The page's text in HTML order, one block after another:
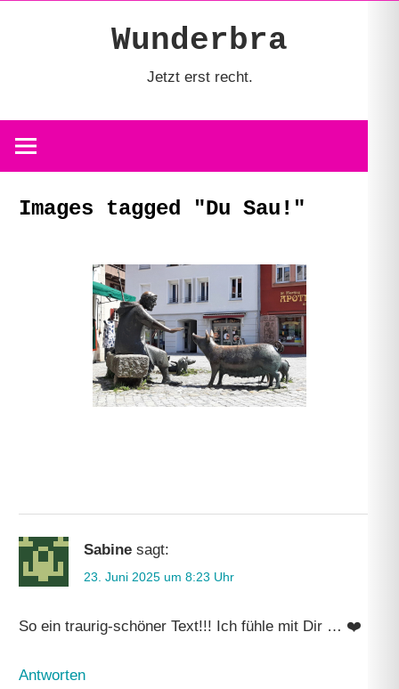
Wunderbra
Jetzt erst recht.
Images tagged "Du Sau!"
Sabine sagt:
23. Juni 2025 um 8:23 Uhr
So ein traurig-schöner Text!!! Ich fühle mit Dir … ❤️
Antworten